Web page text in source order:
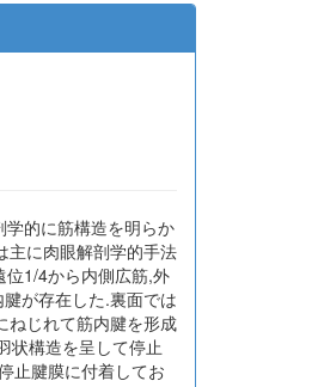
学的に筋構造を明らか
主に肉眼解剖学的手法
位1/4から内側広筋,外
が存在した.裏面では
ねじれて筋内腱を形成
状構造を呈して停止
止腱膜に付着してお